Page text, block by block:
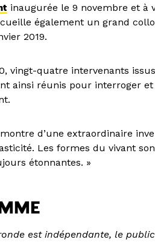
inaugurée le 9 novembre et à
également un grand
2019.
vingt-quatre intervenants
ainsi réunis pour interroger
d’une extraordinaire
Les formes du vivant
étonnantes. »
est indépendante, le